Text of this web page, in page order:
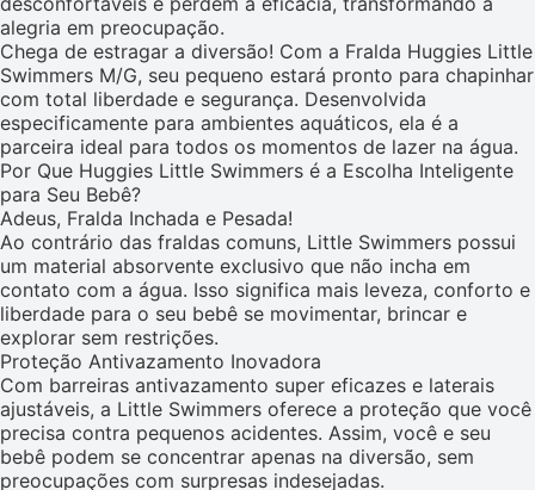
alegria em preocupação.
Chega de estragar a diversão! Com a Fralda Huggies Little
Swimmers M/G, seu pequeno estará pronto para chapinhar
com total liberdade e segurança. Desenvolvida
especificamente para ambientes aquáticos, ela é a
parceira ideal para todos os momentos de lazer na água.
Por Que Huggies Little Swimmers é a Escolha Inteligente
para Seu Bebê?
Adeus, Fralda Inchada e Pesada!
Ao contrário das fraldas comuns, Little Swimmers possui
um material absorvente exclusivo que não incha em
contato com a água. Isso significa mais leveza, conforto e
liberdade para o seu bebê se movimentar, brincar e
explorar sem restrições.
Proteção Antivazamento Inovadora
Com barreiras antivazamento super eficazes e laterais
ajustáveis, a Little Swimmers oferece a proteção que você
precisa contra pequenos acidentes. Assim, você e seu
bebê podem se concentrar apenas na diversão, sem
preocupações com surpresas indesejadas.